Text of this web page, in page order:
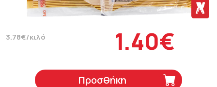
3.78€/κιλό 1.40€
Προσθήκη